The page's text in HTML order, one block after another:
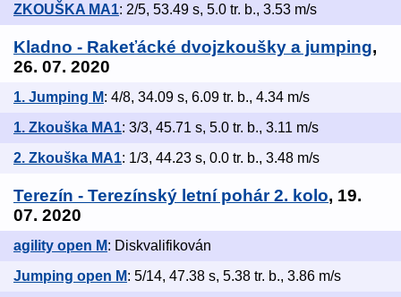
ZKOUŠKA MA1: 2/5, 53.49 s, 5.0 tr. b., 3.53 m/s
Kladno - Rakeťácké dvojzkoušky a jumping,
26. 07. 2020
1. Jumping M: 4/8, 34.09 s, 6.09 tr. b., 4.34 m/s
1. Zkouška MA1: 3/3, 45.71 s, 5.0 tr. b., 3.11 m/s
2. Zkouška MA1: 1/3, 44.23 s, 0.0 tr. b., 3.48 m/s
Terezín - Terezínský letní pohár 2. kolo, 19.
07. 2020
agility open M: Diskvalifikován
Jumping open M: 5/14, 47.38 s, 5.38 tr. b., 3.86 m/s